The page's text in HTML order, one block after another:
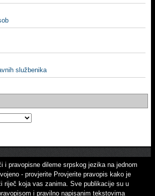
službenika
i pravopisne dileme srpskog jezika na jednom
- provjerite Provjerite pravopis kako je
riječ koja vas zanima. Sve publikacije su u
i pravilno napisanim tekstovima